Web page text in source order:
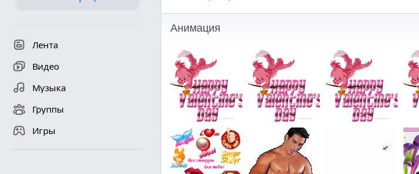
Лента
Видео
Музыка
Группы
Игры
Анимация